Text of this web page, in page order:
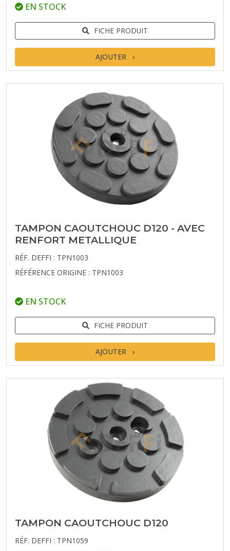
EN STOCK
FICHE PRODUIT
AJOUTER
TAMPON CAOUTCHOUC D120 - AVEC
RENFORT METALLIQUE
RÉF. DEFFI : TPN1003
RÉFÉRENCE ORIGINE : TPN1003
EN STOCK
FICHE PRODUIT
AJOUTER
TAMPON CAOUTCHOUC D120
RÉF. DEFFI : TPN1059